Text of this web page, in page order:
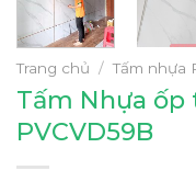
Trang chủ / Tấm nhựa
Tấm Nhựa ốp
PVCVD59B